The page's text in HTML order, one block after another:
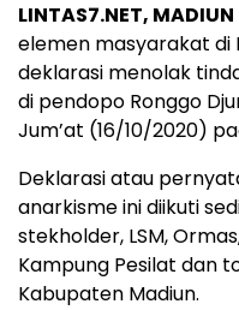
LINTAS7.NET, MADIUN
elemen masyarakat di
deklarasi menolak
di pendopo Ronggo
Jum’at (16/10/2020)
Deklarasi atau
anarkisme ini diikuti
stekholder, LSM,
Kampung Pesilat dan
Kabupaten Madiun.